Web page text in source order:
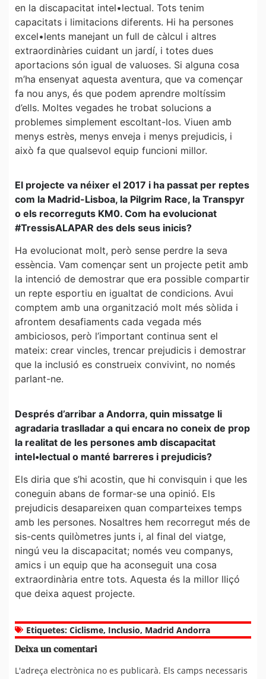
en la discapacitat intel•lectual. Tots tenim
capacitats i limitacions diferents. Hi ha persones
excel•lents manejant un full de càlcul i altres
extraordinàries cuidant un jardí, i totes dues
aportacions són igual de valuoses. Si alguna cosa
m’ha ensenyat aquesta aventura, que va començar
fa nou anys, és que podem aprendre moltíssim
d’ells. Moltes vegades he trobat solucions a
problemes simplement escoltant-los. Viuen amb
menys estrès, menys enveja i menys prejudicis, i
això fa que qualsevol equip funcioni millor.
El projecte va néixer el 2017 i ha passat per reptes
com la Madrid-Lisboa, la Pilgrim Race, la Transpyr
o els recorreguts KM0. Com ha evolucionat
#TressisALAPAR des dels seus inicis?
Ha evolucionat molt, però sense perdre la seva
essència. Vam començar sent un projecte petit amb
la intenció de demostrar que era possible compartir
un repte esportiu en igualtat de condicions. Avui
comptem amb una organització molt més sòlida i
afrontem desafiaments cada vegada més
ambiciosos, però l’important continua sent el
mateix: crear vincles, trencar prejudicis i demostrar
que la inclusió es construeix convivint, no només
parlant-ne.
Després d’arribar a Andorra, quin missatge li
agradaria traslladar a qui encara no coneix de prop
la realitat de les persones amb discapacitat
intel•lectual o manté barreres i prejudicis?
Els diria que s’hi acostin, que hi convisquin i que les
coneguin abans de formar-se una opinió. Els
prejudicis desapareixen quan comparteixes temps
amb les persones. Nosaltres hem recorregut més de
sis-cents quilòmetres junts i, al final del viatge,
ningú veu la discapacitat; només veu companys,
amics i un equip que ha aconseguit una cosa
extraordinària entre tots. Aquesta és la millor lliçó
que deixa aquest projecte.
Etiquetes: Ciclisme, Inclusio, Madrid Andorra
Deixa un comentari
L'adreça electrònica no es publicarà. Els camps necessaris